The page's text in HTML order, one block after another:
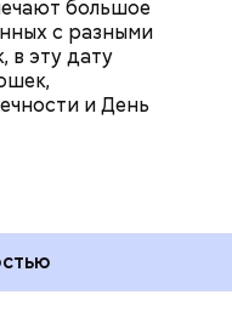
большое
с разными
в эту дату
и День